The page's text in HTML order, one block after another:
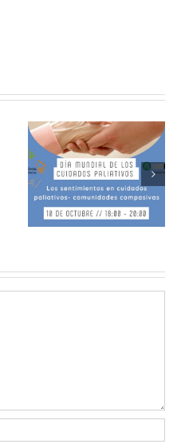
CURSO ONLINE DE
PALIATIVOS SIN
FRONTERAS «EL
VALOR DE LOS
CUIDADOS EN
PALIATIVOS»